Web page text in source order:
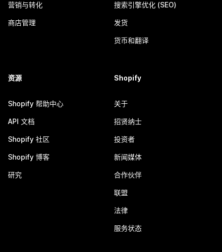
营销与转化
商店管理
搜索引擎优化 (SEO)
发货
货币和翻译
资源
Shopify 帮助中心
API 文档
Shopify 社区
Shopify 博客
研究
Shopify
关于
招贤纳士
投资者
新闻媒体
合作伙伴
联盟
法律
服务状态